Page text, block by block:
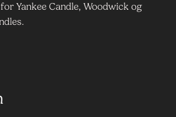
Yankee Candle, Woodwick og